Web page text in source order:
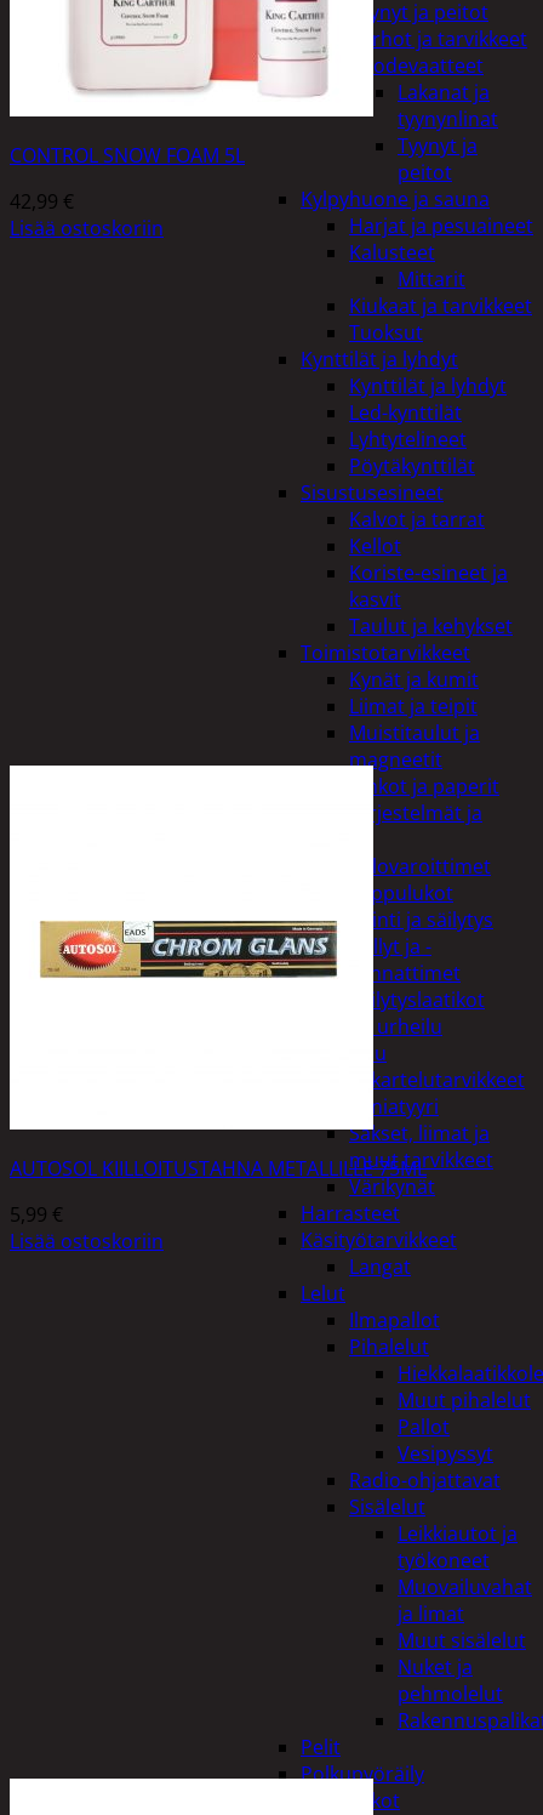
Tyynyt ja peitot
Verhot ja tarvikkeet
Vuodevaatteet
Lakanat ja
tyynynlinat
Tyynyt ja
peitot
Kylpyhuone ja sauna
Harjat ja pesuaineet
Kalusteet
Mittarit
Kiukaat ja tarvikkeet
Tuoksut
Kynttilät ja lyhdyt
Kynttilät ja lyhdyt
Led-kynttilät
Lyhtytelineet
Pöytäkynttilät
Sisustusesineet
Kalvot ja tarrat
Kellot
Koriste-esineet ja
kasvit
Taulut ja kehykset
Toimistotarvikkeet
Kynät ja kumit
Liimat ja teipit
Muistitaulut ja
magneetit
Vihkot ja paperit
Turvajärjestelmät ja
Palovaroittimet
Riippulukot
Varastointi ja säilytys
Hyllyt ja -
kannattimet
Säilytyslaatikot
Vapaa-aika ja urheilu
Askartelu
Askartelutarvikkeet
Miniatyyri
Sakset, liimat ja
muut tarvikkeet
Värikynät
Harrasteet
Käsityötarvikkeet
Langat
Lelut
Ilmapallot
Pihalelut
Muut pihalelut
Pallot
Vesipyssyt
Radio-ohjattavat
Sisälelut
Leikkiautot ja
työkoneet
Muovailuvahat
ja limat
Muut sisälelut
Nuket ja
pehmolelut
Pelit
Polkupyöräily
Lukot
CONTROL SNOW FOAM 5L
42,99 €
Lisää ostoskoriin
AUTOSOL KIILLOITUSTAHNA METALLILLE 75ML
5,99 €
Lisää ostoskoriin